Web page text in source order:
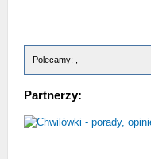
Polecamy: ,
Partnerzy: